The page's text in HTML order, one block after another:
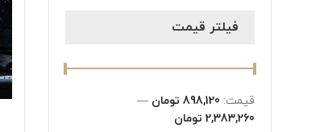
فیلتر قیمت
قیمت: 898,120 تومان
—
2,383,260 تومان